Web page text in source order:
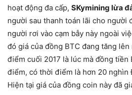
hoạt động đa cấp, SKymining lừa
người sau thanh toán lãi cho người
người rơi vào cạm bẫy này ngoài
đó giá của đồng BTC đang tăng
điểm cuối 2017 là lúc mà đồng tiền
điểm, có thời điểm là hơn 20 nghìn
Hiện tại giá của đồng coin này đã